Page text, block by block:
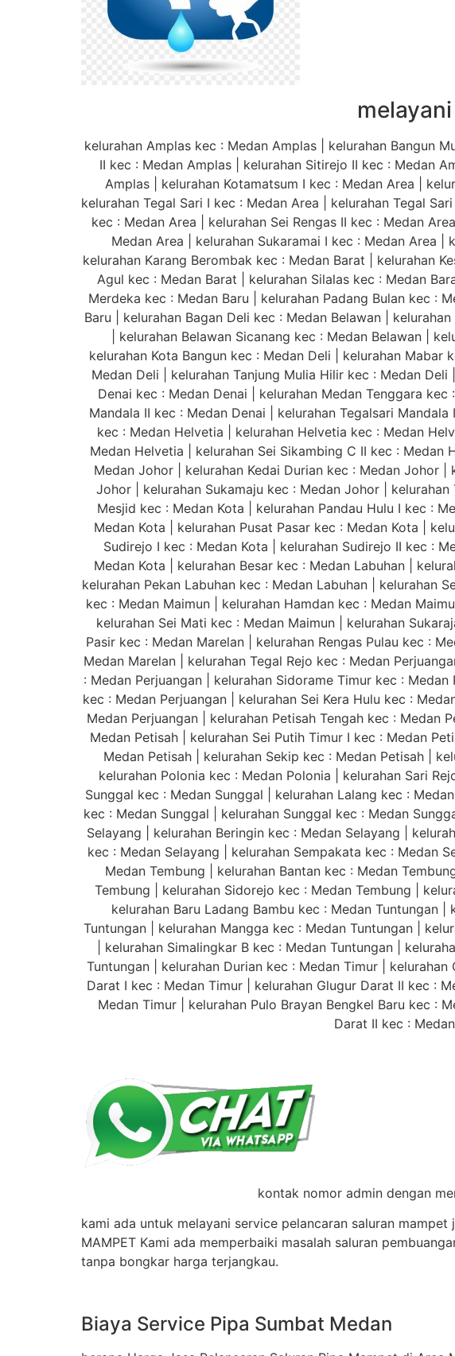
kelurahan Amplas kec : Medan Amplas | kelurahan Bangun
II kec : Medan Amplas | kelurahan Sitirejo II kec : Medan
Amplas | kelurahan Kotamatsum I kec : Medan Area |
kelurahan Tegal Sari I kec : Medan Area | kelurahan Tegal
kec : Medan Area | kelurahan Sei Rengas II kec : Medan
Medan Area | kelurahan Sukaramai I kec : Medan Area |
kelurahan Karang Berombak kec : Medan Barat | kelurahan
Agul kec : Medan Barat | kelurahan Silalas kec : Medan
Merdeka kec : Medan Baru | kelurahan Padang Bulan kec :
Baru | kelurahan Bagan Deli kec : Medan Belawan |
| kelurahan Belawan Sicanang kec : Medan Belawan |
kelurahan Kota Bangun kec : Medan Deli | kelurahan
Medan Deli | kelurahan Tanjung Mulia Hilir kec : Medan
Denai kec : Medan Denai | kelurahan Medan Tenggara
Mandala II kec : Medan Denai | kelurahan Tegalsari
kec : Medan Helvetia | kelurahan Helvetia kec : Medan
Medan Helvetia | kelurahan Sei Sikambing C II kec :
Medan Johor | kelurahan Kedai Durian kec : Medan Johor
Johor | kelurahan Sukamaju kec : Medan Johor |
Mesjid kec : Medan Kota | kelurahan Pandau Hulu I kec :
Medan Kota | kelurahan Pusat Pasar kec : Medan Kota |
Sudirejo I kec : Medan Kota | kelurahan Sudirejo II kec :
Medan Kota | kelurahan Besar kec : Medan Labuhan |
kelurahan Pekan Labuhan kec : Medan Labuhan | kelurahan
kec : Medan Maimun | kelurahan Hamdan kec : Medan
kelurahan Sei Mati kec : Medan Maimun | kelurahan
Pasir kec : Medan Marelan | kelurahan Rengas Pulau kec :
Medan Marelan | kelurahan Tegal Rejo kec : Medan
: Medan Perjuangan | kelurahan Sidorame Timur kec :
kec : Medan Perjuangan | kelurahan Sei Kera Hulu kec :
Medan Perjuangan | kelurahan Petisah Tengah kec : Medan
Medan Petisah | kelurahan Sei Putih Timur I kec : Medan
Medan Petisah | kelurahan Sekip kec : Medan Petisah |
kelurahan Polonia kec : Medan Polonia | kelurahan Sari
Sunggal kec : Medan Sunggal | kelurahan Lalang kec :
kec : Medan Sunggal | kelurahan Sunggal kec : Medan
Selayang | kelurahan Beringin kec : Medan Selayang |
kec : Medan Selayang | kelurahan Sempakata kec : Medan
Medan Tembung | kelurahan Bantan kec : Medan
Tembung | kelurahan Sidorejo kec : Medan Tembung |
kelurahan Baru Ladang Bambu kec : Medan Tuntungan
Tuntungan | kelurahan Mangga kec : Medan Tuntungan |
| kelurahan Simalingkar B kec : Medan Tuntungan |
Tuntungan | kelurahan Durian kec : Medan Timur |
Darat I kec : Medan Timur | kelurahan Glugur Darat II kec :
Medan Timur | kelurahan Pulo Brayan Bengkel Baru kec :
Darat II kec :
kontak nomor admin dengan
kami ada untuk melayani service pelancaran saluran
MAMPET Kami ada memperbaiki masalah saluran
tanpa bongkar harga terjangkau.
Biaya Service Pipa Sumbat Medan